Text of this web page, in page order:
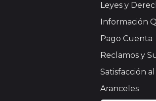
Leyes y
Información
Pago Cuenta
Reclamos y
Satisfacción
Aranceles